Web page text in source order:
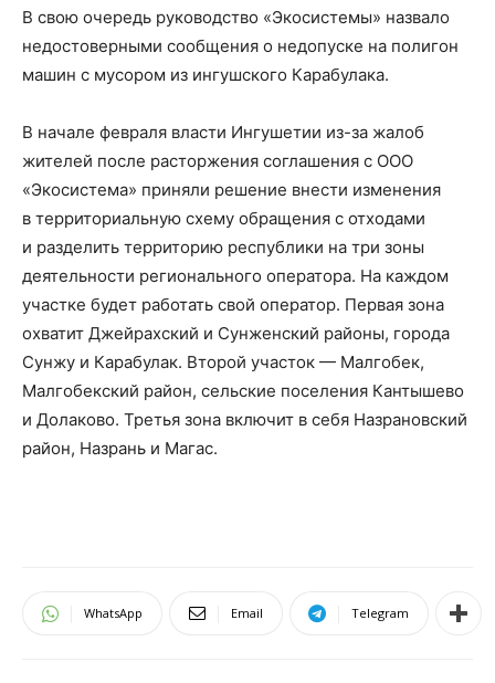
В свою очередь руководство «Экосистемы» назвало
недостоверными сообщения о недопуске на полигон
машин с мусором из ингушского Карабулака.
В начале февраля власти Ингушетии из-за жалоб
жителей после расторжения соглашения с ООО
«Экосистема» приняли решение внести изменения
в территориальную схему обращения с отходами
и разделить территорию республики на три зоны
деятельности регионального оператора. На каждом
участке будет работать свой оператор. Первая зона
охватит Джейрахский и Сунженский районы, города
Сунжу и Карабулак. Второй участок — Малгобек,
Малгобекский район, сельские поселения Кантышево
и Долаково. Третья зона включит в себя Назрановский
район, Назрань и Магас.
WhatsApp Email Telegram